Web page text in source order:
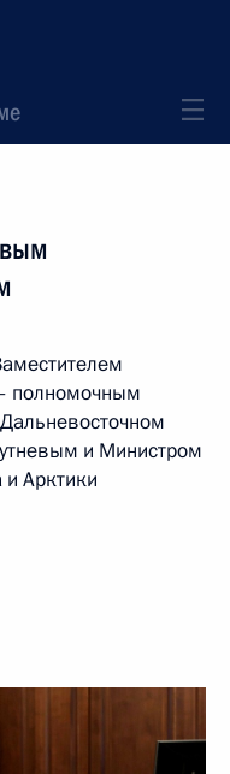
полномочным
и Министром
Арктики